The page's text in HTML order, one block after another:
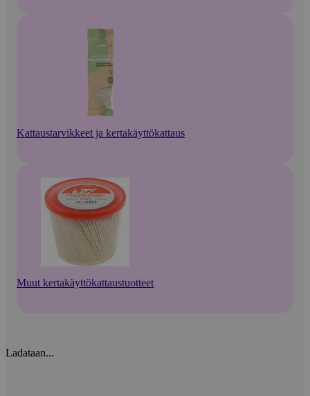
Kattaustarvikkeet ja kertakäyttökattaus
Muut kertakäyttökattaustuotteet
Ladataan...